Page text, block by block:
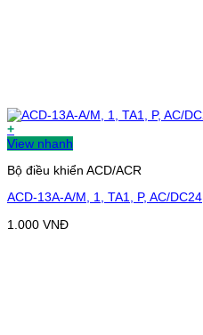
+
View nhanh
Bộ điều khiển ACD/ACR
ACD-13A-A/M, 1, TA1, P, AC/DC24
1.000 VNĐ